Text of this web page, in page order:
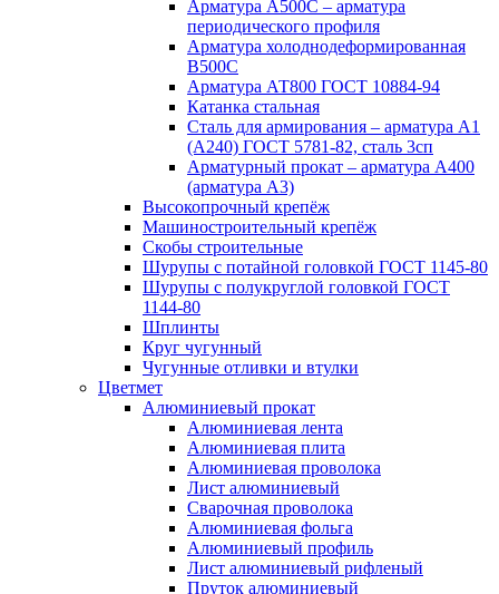
Арматура А500С – арматура
периодического профиля
Арматура холоднодеформированная
В500С
Арматура АТ800 ГОСТ 10884-94
Катанка стальная
Сталь для армирования – арматура А1
(А240) ГОСТ 5781-82, сталь 3сп
Арматурный прокат – арматура А400
(арматура А3)
Высокопрочный крепёж
Машиностроительный крепёж
Скобы строительные
Шурупы с потайной головкой ГОСТ 1145-80
Шурупы с полукруглой головкой ГОСТ
1144-80
Шплинты
Круг чугунный
Чугунные отливки и втулки
Цветмет
Алюминиевый прокат
Алюминиевая лента
Алюминиевая плита
Алюминиевая проволока
Лист алюминиевый
Сварочная проволока
Алюминиевая фольга
Алюминиевый профиль
Лист алюминиевый рифленый
Пруток алюминиевый